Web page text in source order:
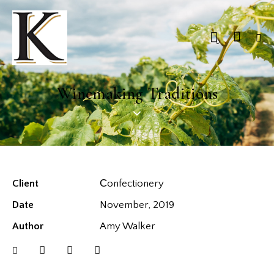
0
Winemaking Traditions
Client
Сonfectionery
Date
November, 2019
Author
Amy Walker